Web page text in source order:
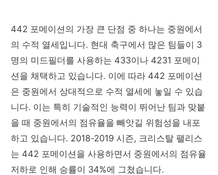
442 포메이션의 가장 큰 단점 중 하나는 중원에서
의 수적 열세입니다. 현대 축구에서 많은 팀들이 3
명의 미드필더를 사용하는 433이나 4231 포메이
션을 채택하고 있습니다. 이에 따라 442 포메이션
은 중원에서 상대적으로 수적 열세에 놓일 수 있습
니다. 이는 특히 기술적인 능력이 뛰어난 팀과 맞붙
을 때 중원에서의 점유율을 빼앗길 위험성을 내포
하고 있습니다. 2018-2019 시즌, 크리스탈 팰리스
는 442 포메이션을 사용하면서 중원에서의 점유율
저하로 인해 승률이 34%에 그쳤습니다.